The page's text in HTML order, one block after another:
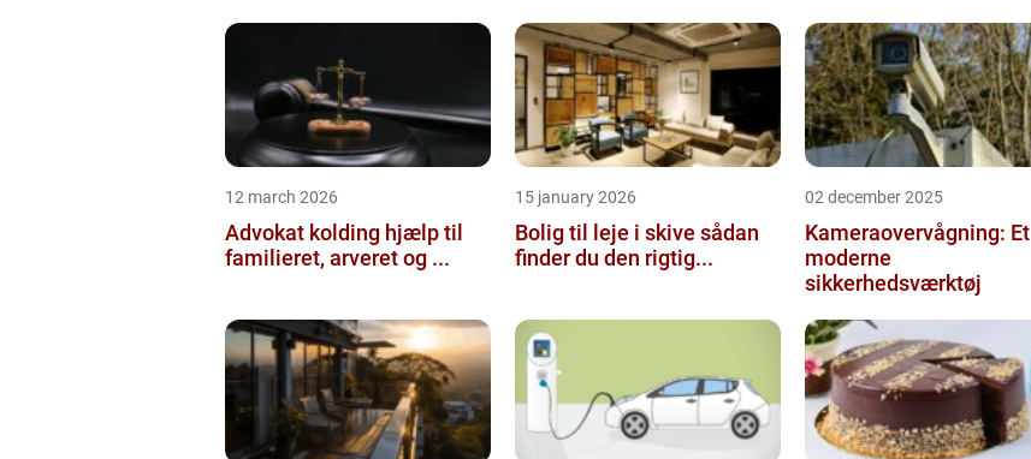
12 march 2026
Advokat kolding hjælp til
familieret, arveret og ...
15 january 2026
Bolig til leje i skive sådan
finder du den rigtig...
02 december 2025
Kameraovervågning: Et
moderne
sikkerhedsværktøj